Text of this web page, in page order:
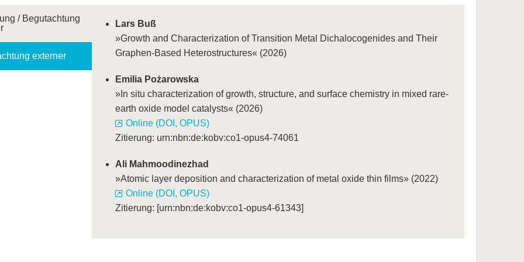
/ Begutachtung
externer
Lars Buß
»Growth and Characterization of Transition Metal Dichalocogenides and Their
Graphen-Based Heterostructures« (2026)
Emilia Pożarowska
»In situ characterization of growth, structure, and surface chemistry in mixed rare-
earth oxide model catalysts« (2026)
Online (DOI, OPUS)
Zitierung: urn:nbn:de:kobv:co1-opus4-74061
Ali Mahmoodinezhad
»Atomic layer deposition and characterization of metal oxide thin films» (2022)
Online (DOI, OPUS)
Zitierung: [urn:nbn:de:kobv:co1-opus4-61343]